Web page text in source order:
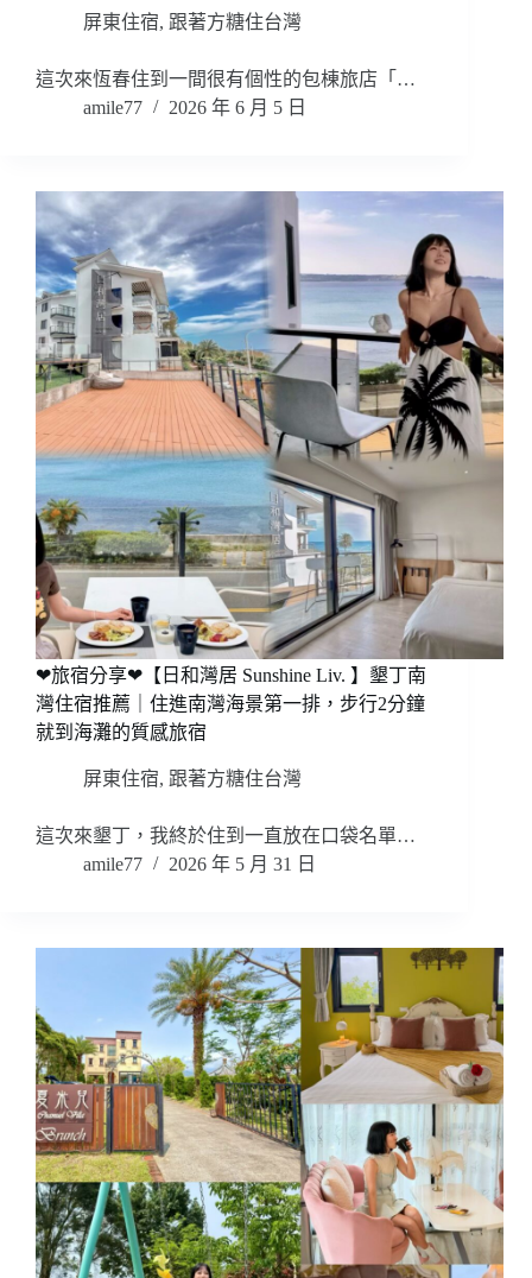
屏東住宿, 跟著方糖住台灣
這次來恆春住到一間很有個性的包棟旅店「…
amile77
2026 年 6 月 5 日
❤旅宿分享❤【日和灣居 Sunshine Liv. 】墾丁南
灣住宿推薦｜住進南灣海景第一排，步行2分鐘
就到海灘的質感旅宿
屏東住宿, 跟著方糖住台灣
這次來墾丁，我終於住到一直放在口袋名單…
amile77
2026 年 5 月 31 日